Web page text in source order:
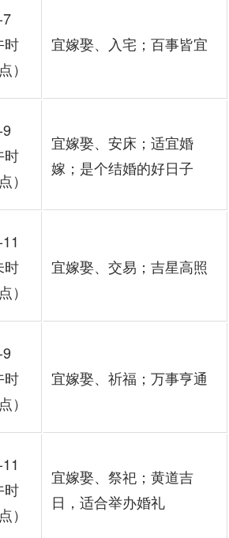
时
）
宜嫁娶、入宅；百事皆宜
时
）
宜嫁娶、安床；适宜婚
嫁；是个结婚的好日子
时
）
宜嫁娶、交易；吉星高照
时
）
宜嫁娶、祈福；万事亨通
时
）
宜嫁娶、祭祀；黄道吉
日，适合举办婚礼